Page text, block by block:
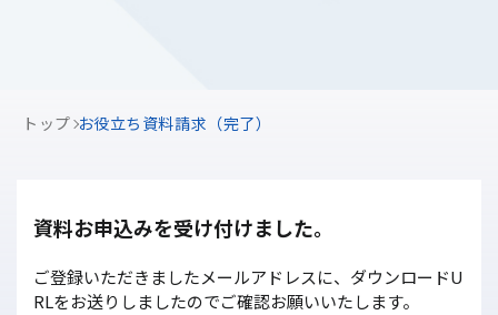
トップ お役立ち資料請求（完了）
資料お申込みを受け付けました。
ご登録いただきましたメールアドレスに、ダウンロードU
RLをお送りしましたのでご確認お願いいたします。